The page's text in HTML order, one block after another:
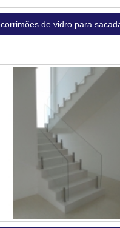
corrimões de vidro para